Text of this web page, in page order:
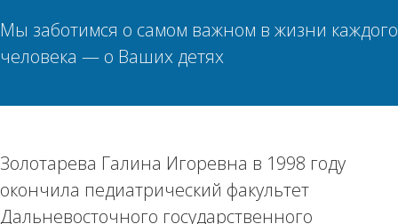
Мы заботимся о самом важном в жизни каждого
человека — о Ваших детях
Золотарева Галина Игоревна в 1998 году
окончила педиатрический факультет
Дальневосточного государственного